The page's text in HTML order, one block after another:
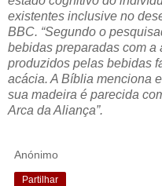
existentes inclusive no
BBC. “Segundo o
bebidas preparadas com
produzidos pelas bebidas
acácia. A Bíblia menciona
sua madeira é parecida
Arca da Aliança”.
Anónimo
Partilhar